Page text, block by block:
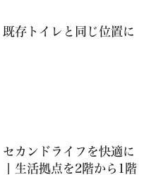
既存トイレと同じ位置に
セカンドライフを快適に
丨生活拠点を2階から1階